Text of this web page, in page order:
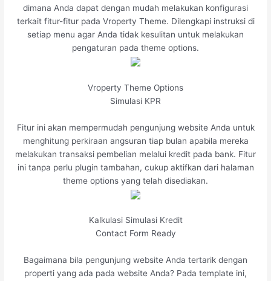
dimana Anda dapat dengan mudah melakukan konfigurasi
terkait fitur-fitur pada Vroperty Theme. Dilengkapi instruksi di
setiap menu agar Anda tidak kesulitan untuk melakukan
pengaturan pada theme options.
Vroperty Theme Options
Simulasi KPR
Fitur ini akan mempermudah pengunjung website Anda untuk
menghitung perkiraan angsuran tiap bulan apabila mereka
melakukan transaksi pembelian melalui kredit pada bank. Fitur
ini tanpa perlu plugin tambahan, cukup aktifkan dari halaman
theme options yang telah disediakan.
Kalkulasi Simulasi Kredit
Contact Form Ready
Bagaimana bila pengunjung website Anda tertarik dengan
properti yang ada pada website Anda? Pada template ini,